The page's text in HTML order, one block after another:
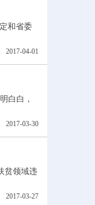
和省委
2017-04-01
白白，
2017-03-30
贫领域违
2017-03-27